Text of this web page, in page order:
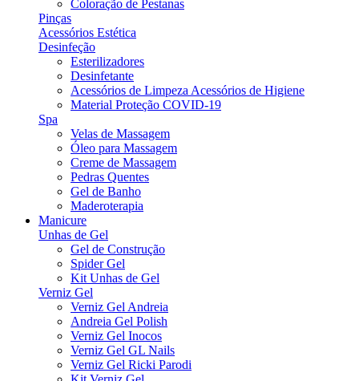
Coloração de Pestanas
Pinças
Acessórios Estética
Desinfeção
Esterilizadores
Desinfetante
Acessórios de Limpeza Acessórios de Higiene
Material Proteção COVID-19
Spa
Velas de Massagem
Óleo para Massagem
Creme de Massagem
Pedras Quentes
Gel de Banho
Maderoterapia
Manicure
Unhas de Gel
Gel de Construção
Spider Gel
Kit Unhas de Gel
Verniz Gel
Verniz Gel Andreia
Andreia Gel Polish
Verniz Gel Inocos
Verniz Gel GL Nails
Verniz Gel Ricki Parodi